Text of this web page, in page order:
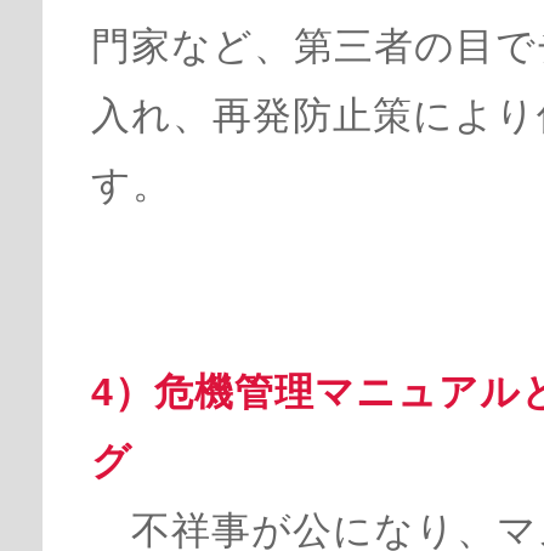
門家など、第三者の目
入れ、再発防止策によ
す。
4）危機管理マニュアル
グ
不祥事が公になり、